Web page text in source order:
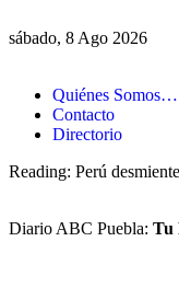
sábado, 8 Ago 2026
Quiénes Somos…
Contacto
Directorio
Reading: Perú
Diario ABC Puebla: Tu